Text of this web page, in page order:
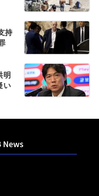
持
明
い